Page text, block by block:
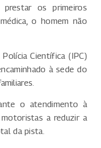
os primeiros
o homem não
Científica (IPC)
à sede do
o atendimento à
a reduzir a
da pista.